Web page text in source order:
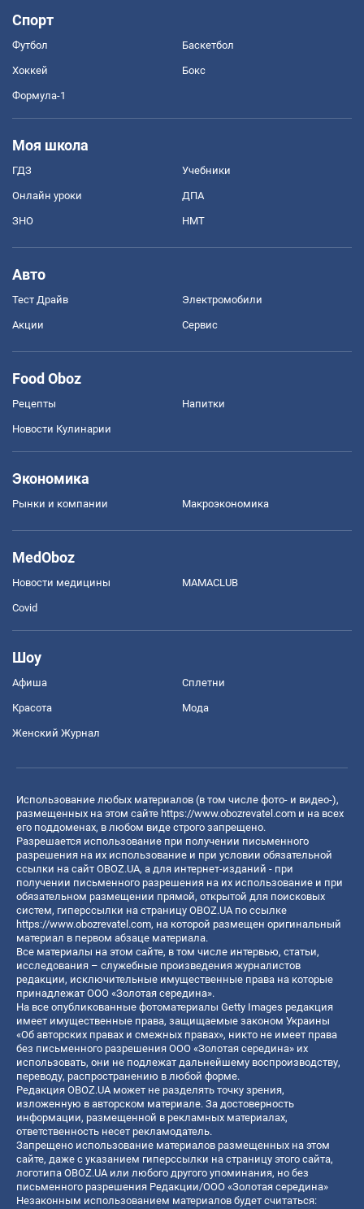
Спорт
Футбол Баскетбол
Хоккей Бокс
Формула-1
Моя школа
ГДЗ Учебники
Онлайн уроки ДПА
ЗНО НМТ
Авто
Тест Драйв Электромобили
Акции Сервис
Food Oboz
Рецепты Напитки
Новости Кулинарии
Экономика
Рынки и компании Mакроэкономика
MedOboz
Новости медицины MAMACLUB
Covid
Шоу
Афиша Сплетни
Красота Мода
Женский Журнал
Использование любых материалов (в том числе фото- и видео-),
размещенных на этом сайте https://www.obozrevatel.com и на всех
его поддоменах, в любом виде строго запрещено.
Разрешается использование при получении письменного
разрешения на их использование и при условии обязательной
ссылки на сайт OBOZ.UA, а для интернет-изданий - при
получении письменного разрешения на их использование и при
обязательном размещении прямой, открытой для поисковых
систем, гиперссылки на страницу OBOZ.UA по ссылке
https://www.obozrevatel.com, на которой размещен оригинальный
материал в первом абзаце материала.
Все материалы на этом сайте, в том числе интервью, статьи,
исследования – служебные произведения журналистов
редакции, исключительные имущественные права на которые
принадлежат ООО «Золотая середина».
На все опубликованные фотоматериалы Getty Images редакция
имеет имущественные права, защищаемые законом Украины
«Об авторских правах и смежных правах», никто не имеет права
без письменного разрешения ООО «Золотая середина» их
использовать, они не подлежат дальнейшему воспроизводству,
переводу, распространению в любой форме.
Редакция OBOZ.UA может не разделять точку зрения,
изложенную в авторском материале. За достоверность
информации, размещенной в рекламных материалах,
ответственность несет рекламодатель.
Запрещено использование материалов размещенных на этом
сайте, даже с указанием гиперссылки на страницу этого сайта,
логотипа OBOZ.UA или любого другого упоминания, но без
письменного разрешения Редакции/ООО «Золотая середина»
Незаконным использованием материалов будет считаться: